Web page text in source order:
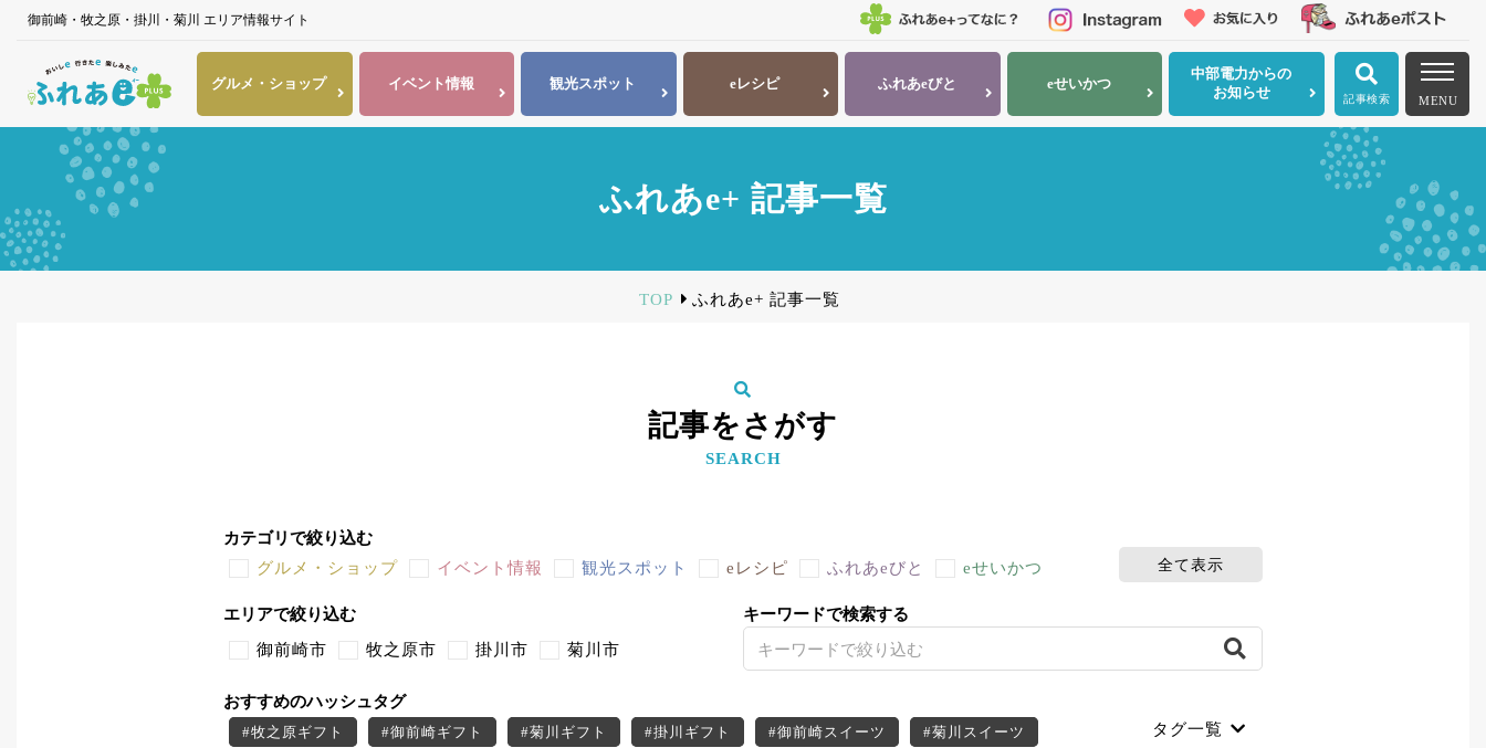
御前崎・牧之原・掛川・菊川 エリア情報サイト
グルメ・ ショップ イベント情報 観光スポット eレシピ ふれあeびと eせいかつ
中部電力からの
お知らせ
記事検索 MENU
ふれあe+ 記事一覧
TOP ふれあe+ 記事一覧
記事をさがす
SEARCH
カテゴリで絞り込む
グルメ・ショップ
イベント情報 観光スポット eレシピ ふれあeびと eせいかつ 全て表示
エリアで絞り込む
御前崎市
牧之原市 掛川市 菊川市
キーワードで検索する
おすすめのハッシュタグ
#牧之原ギフト #御前崎ギフト #菊川ギフト #掛川ギフト #御前崎スイーツ #菊川スイーツ